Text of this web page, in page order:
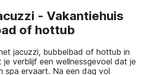
- Vakantiehuis
of hottub
jacuzzi, bubbelbad of hottub in
je verblijf een wellnessgevoel dat je
spa ervaart. Na een dag vol